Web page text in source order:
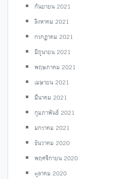
กันยายน 2021
สิงหาคม 2021
กรกฎาคม 2021
มิถุนายน 2021
พฤษภาคม 2021
เมษายน 2021
มีนาคม 2021
กุมภาพันธ์ 2021
มกราคม 2021
ธันวาคม 2020
พฤศจิกายน 2020
ตุลาคม 2020